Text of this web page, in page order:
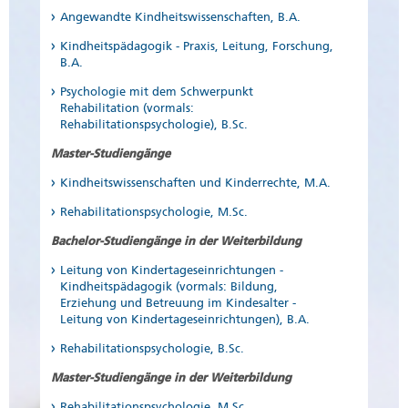
Angewandte Kindheitswissenschaften, B.A.
Kindheitspädagogik - Praxis, Leitung, Forschung,
B.A.
Psychologie mit dem Schwerpunkt
Rehabilitation (vormals:
Rehabilitationspsychologie), B.Sc.
Master-Studiengänge
Kindheitswissenschaften und Kinderrechte, M.A.
Rehabilitationspsychologie, M.Sc.
Bachelor-Studiengänge in der Weiterbildung
Leitung von Kindertageseinrichtungen -
Kindheitspädagogik (vormals: Bildung,
Erziehung und Betreuung im Kindesalter -
Leitung von Kindertageseinrichtungen), B.A.
Rehabilitationspsychologie, B.Sc.
Master-Studiengänge in der Weiterbildung